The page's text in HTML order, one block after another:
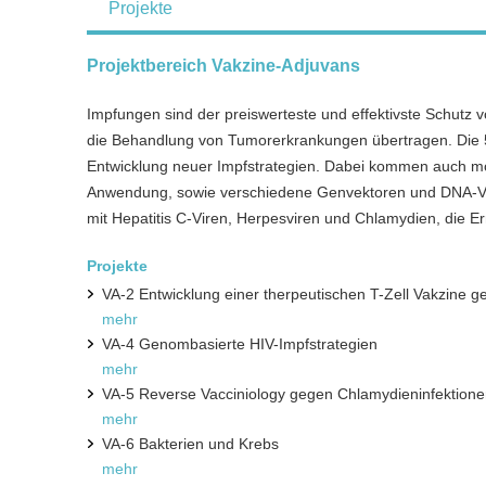
Projekte
Projektbereich Vakzine-Adjuvans
Impfungen sind der preiswerteste und effektivste Schutz
die Behandlung von Tumorerkrankungen übertragen.
Entwicklung neuer Impfstrategien. Dabei kommen auch
Anwendung, sowie verschiedene Genvektoren und
mit Hepatitis C-Viren, Herpesviren und Chlamydien, die
Projekte
VA-2 Entwicklung einer therpeutischen T-Zell Vakzine
mehr
VA-4 Genombasierte HIV-Impfstrategien
mehr
VA-5 Reverse Vacciniology gegen
mehr
VA-6 Bakterien und Krebs
mehr